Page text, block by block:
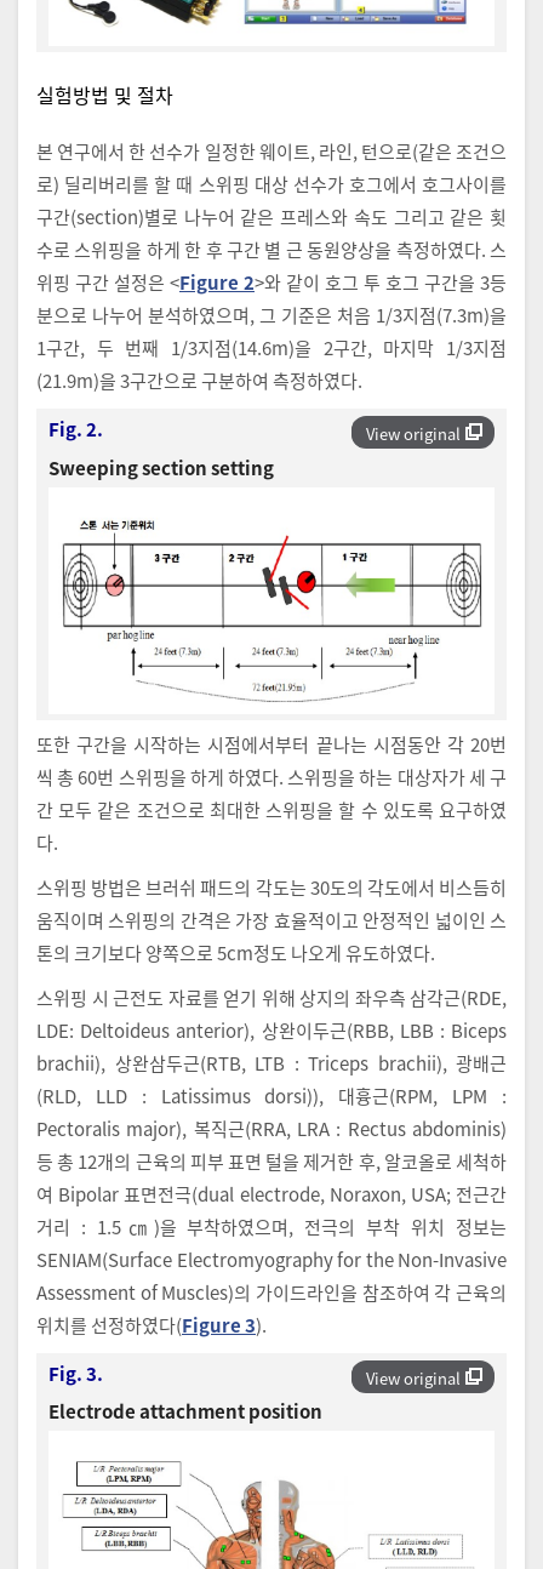
실험방법 및 절차
본 연구에서 한 선수가 일정한 웨이트, 라인, 턴으로(같은 조건으
로) 딜리버리를 할 때 스위핑 대상 선수가 호그에서 호그사이를
구간(section)별로 나누어 같은 프레스와 속도 그리고 같은 횟
수로 스위핑을 하게 한 후 구간 별 근 동원양상을 측정하였다. 스
위핑 구간 설정은 <Figure 2>와 같이 호그 투 호그 구간을 3등
분으로 나누어 분석하였으며, 그 기준은 처음 1/3지점(7.3m)을
1구간, 두 번째 1/3지점(14.6m)을 2구간, 마지막 1/3지점
(21.9m)을 3구간으로 구분하여 측정하였다.
View original
Fig. 2.
Sweeping section setting
또한 구간을 시작하는 시점에서부터 끝나는 시점동안 각 20번
씩 총 60번 스위핑을 하게 하였다. 스위핑을 하는 대상자가 세 구
간 모두 같은 조건으로 최대한 스위핑을 할 수 있도록 요구하였
다.
스위핑 방법은 브러쉬 패드의 각도는 30도의 각도에서 비스듬히
움직이며 스위핑의 간격은 가장 효율적이고 안정적인 넓이인 스
톤의 크기보다 양쪽으로 5cm정도 나오게 유도하였다.
스위핑 시 근전도 자료를 얻기 위해 상지의 좌우측 삼각근(RDE,
LDE: Deltoideus anterior), 상완이두근(RBB, LBB : Biceps
brachii), 상완삼두근(RTB, LTB : Triceps brachii), 광배근
(RLD, LLD : Latissimus dorsi)), 대흉근(RPM, LPM :
Pectoralis major), 복직근(RRA, LRA : Rectus abdominis)
등 총 12개의 근육의 피부 표면 털을 제거한 후, 알코올로 세척하
여 Bipolar 표면전극(dual electrode, Noraxon, USA; 전근간
거리 : 1.5㎝)을 부착하였으며, 전극의 부착 위치 정보는
SENIAM(Surface Electromyography for the Non-Invasive
Assessment of Muscles)의 가이드라인을 참조하여 각 근육의
위치를 선정하였다(Figure 3).
View original
Fig. 3.
Electrode attachment position